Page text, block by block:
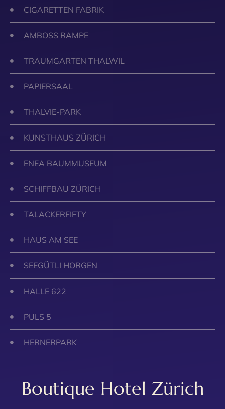
CIGARETTEN FABRIK
AMBOSS RAMPE
TRAUMGARTEN THALWIL
PAPIERSAAL
THALVIE-PARK
KUNSTHAUS ZÜRICH
ENEA BAUMMUSEUM
SCHIFFBAU ZÜRICH
TALACKERFIFTY
HAUS AM SEE
SEEGÜTLI HORGEN
HALLE 622
PULS 5
HERNERPARK
Boutique Hotel Zürich